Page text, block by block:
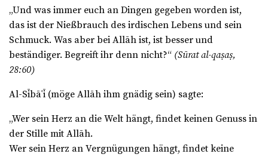
„Und was immer euch an Dingen gegeben worden ist,
das ist der Nießbrauch des irdischen Lebens und sein
Schmuck. Was aber bei Allāh ist, ist besser und
beständiger. Begreift ihr denn nicht?“ (Sūrat al-qaṣaṣ,
28:60)
Al-Sībāʿī (möge Allāh ihm gnädig sein) sagte:
„Wer sein Herz an die Welt hängt, findet keinen Genuss in
der Stille mit Allāh.
Wer sein Herz an Vergnügungen hängt, findet keine